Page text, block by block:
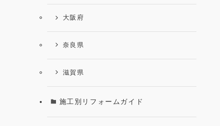
大阪府
奈良県
滋賀県
施工別リフォームガイド